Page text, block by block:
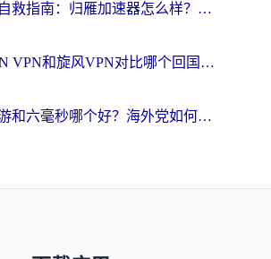
海外党自救指南：归雁加速器怎么样？教你避开坑实现国内资源无缝访问
ChickCN VPN和旋风VPN对比哪个回国效果更好？海外用户的选择困境与出路
雷神手游和六毫秒哪个好？海外党如何真正解锁国内资源